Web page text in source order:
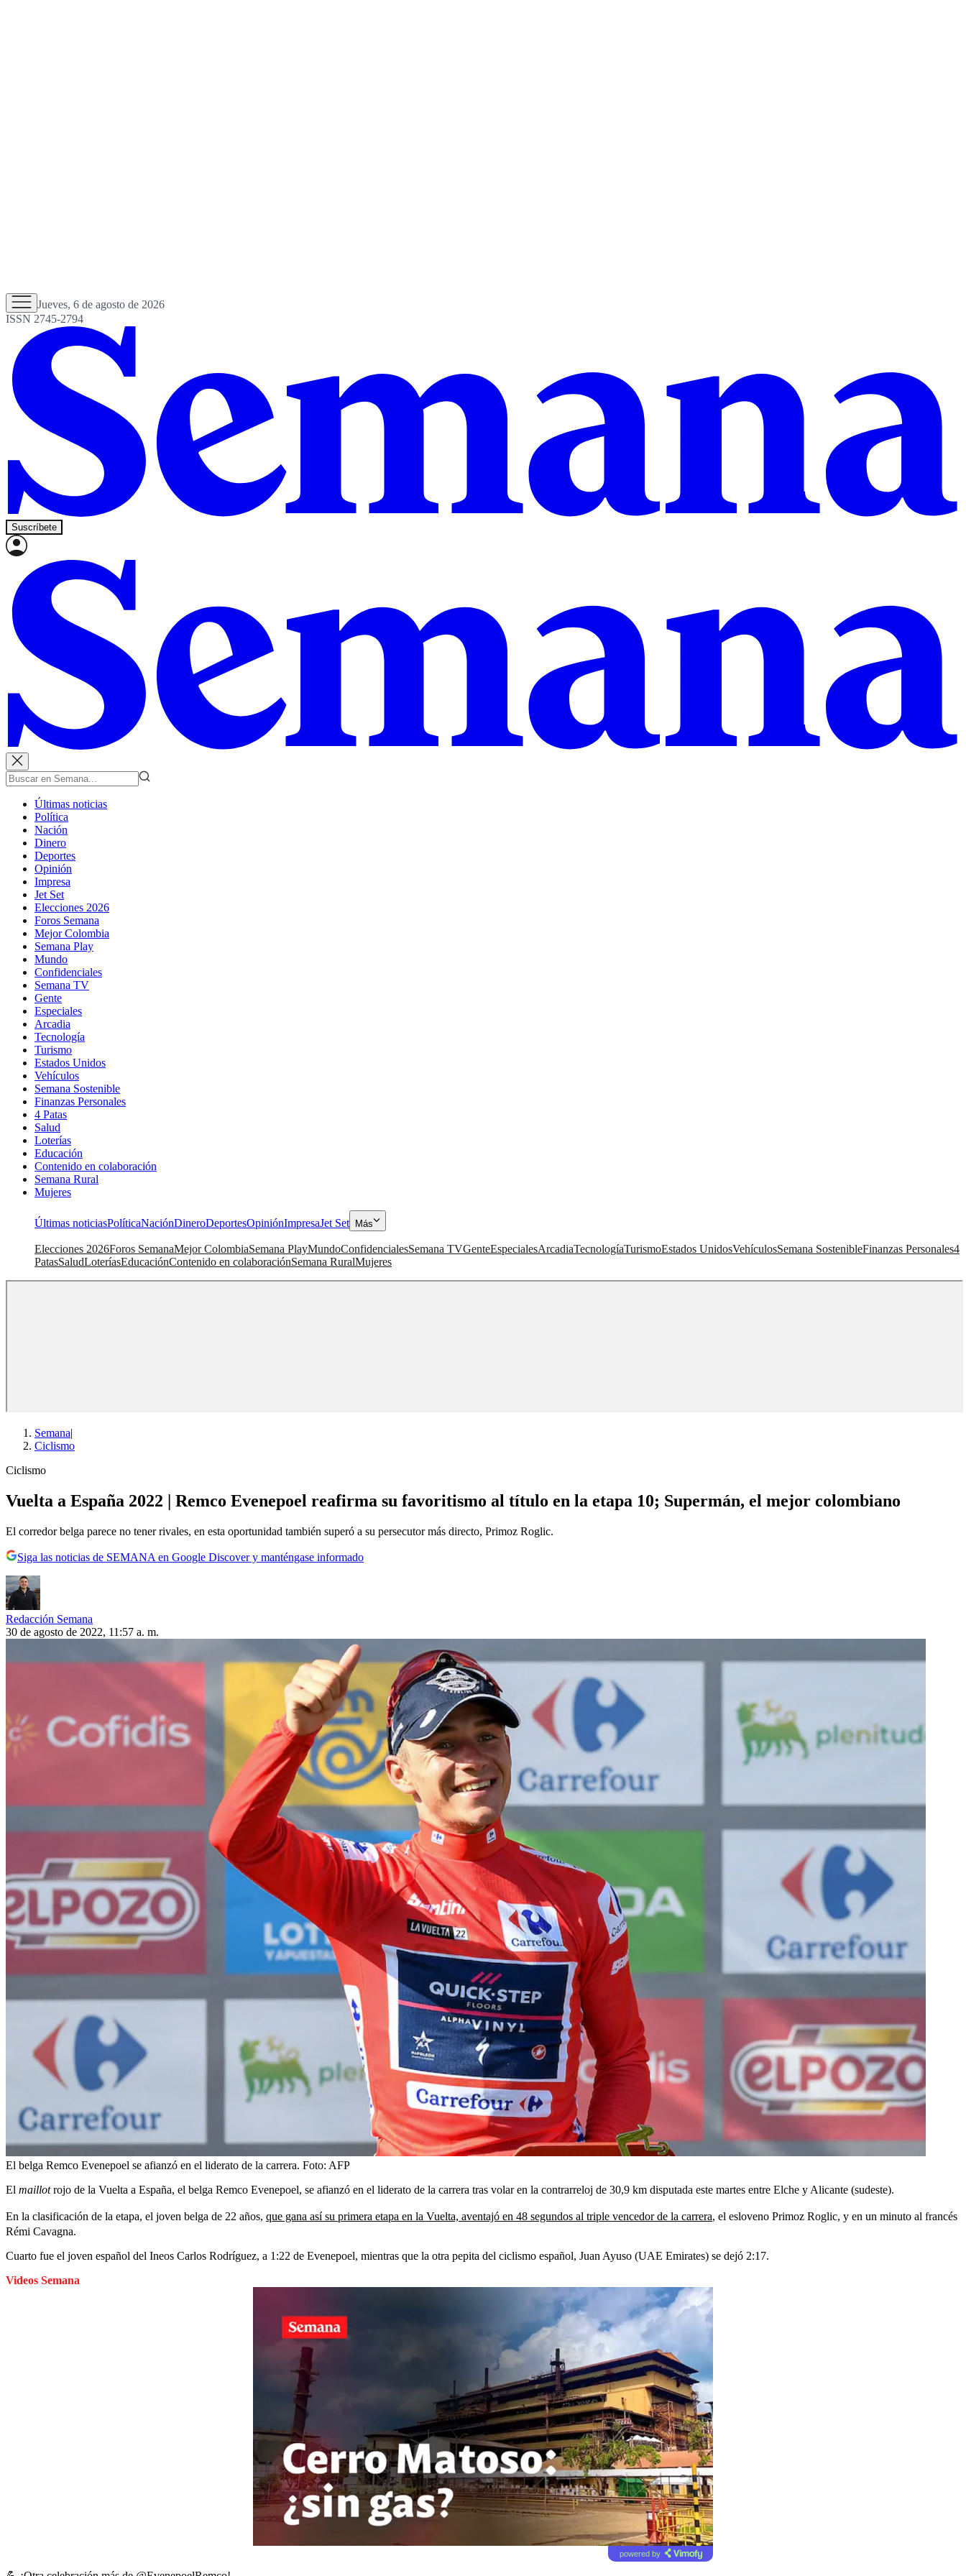
Jueves, 6 de agosto de 2026
ISSN 2745-2794
Suscríbete
Últimas noticias
Política
Nación
Dinero
Deportes
Opinión
Impresa
Jet Set
Elecciones 2026
Foros Semana
Mejor Colombia
Semana Play
Mundo
Confidenciales
Semana TV
Gente
Especiales
Arcadia
Tecnología
Turismo
Estados Unidos
Vehículos
Semana Sostenible
Finanzas Personales
4 Patas
Salud
Loterías
Educación
Contenido en colaboración
Semana Rural
Mujeres
Últimas noticiasPolíticaNaciónDineroDeportesOpiniónImpresaJet Set Más
Elecciones 2026Foros SemanaMejor ColombiaSemana PlayMundoConfidencialesSemana TVGenteEspecialesArcadiaTecnologíaTurismoEstados UnidosVehículosSemana SostenibleFinanzas Personales4
PatasSaludLoteríasEducaciónContenido en colaboraciónSemana RuralMujeres
Semana|
Ciclismo
Ciclismo
Vuelta a España 2022 | Remco Evenepoel reafirma su favoritismo al título en la etapa 10; Supermán, el mejor colombiano
El corredor belga parece no tener rivales, en esta oportunidad también superó a su persecutor más directo, Primoz Roglic.
Siga las noticias de SEMANA en Google Discover y manténgase informado
Redacción Semana
30 de agosto de 2022, 11:57 a. m.
El belga Remco Evenepoel se afianzó en el liderato de la carrera. Foto: AFP
El maillotrojo de la Vuelta a España, el belga Remco Evenepoel, se afianzó en el liderato de la carrera tras volar en la contrarreloj de 30,9 km disputada este martes entre Elche y Alicante (sudeste).
En la clasificación de la etapa, el joven belga de 22 años, que gana así su primera etapa en la Vuelta, aventajó en 48 segundos al triple vencedor de la carrera, el esloveno Primoz Roglic, y en un minuto al francés
Rémi Cavagna.
Cuarto fue el joven español del Ineos Carlos Rodríguez, a 1:22 de Evenepoel, mientras que la otra pepita del ciclismo español, Juan Ayuso (UAE Emirates) se dejó 2:17.
Videos Semana
powered by